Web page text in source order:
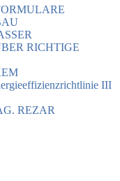
RICHTIGE
III
REZAR